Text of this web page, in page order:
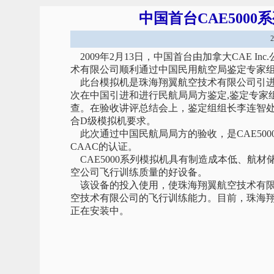
中国首台CAE5000
2009年2月13日，中国首台由加拿大CAE
术有限公司顺利通过中国民用航空局鉴定专家
此台模拟机是珠海翔翼航空技术有限公司引
次在中国引进和进行民航局局方鉴定,鉴定专
查。在验收讲评总结会上，鉴定组组长李连智
合D级模拟机要求。
此次通过中国民航局局方的验收，是
CAAC的认证。
CAE5000系列模拟机具有制造成本低、航材
空公司飞行训练质量的好设备。
该设备的投入使用，使珠海翔翼航空技术有
空技术有限公司的飞行训练能力。目前，珠海
正在安装中。